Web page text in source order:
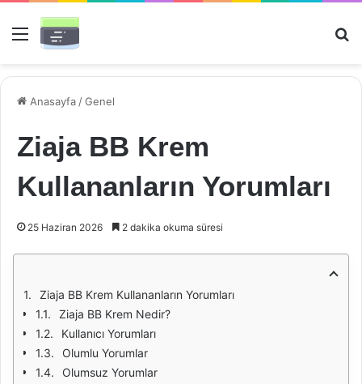
Menü
Anasayfa /Genel
Ziaja BB Krem
Kullananların Yorumları
25 Haziran 2026 2 dakika okuma süresi
Ziaja BB Krem Kullananların Yorumları
Ziaja BB Krem Nedir?
Kullanıcı Yorumları
Olumlu Yorumlar
Olumsuz Yorumlar